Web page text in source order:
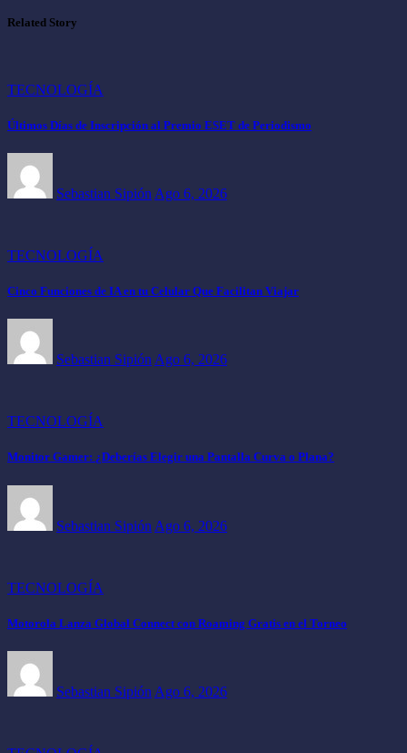
Related Story
TECNOLOGÍA
Últimos Días de Inscripción al Premio ESET de Periodismo
Sebastian Sipión Ago 6, 2026
TECNOLOGÍA
Cinco Funciones de IA en tu Celular Que Facilitan Viajar
Sebastian Sipión Ago 6, 2026
TECNOLOGÍA
Monitor Gamer: ¿Deberías Elegir una Pantalla Curva o Plana?
Sebastian Sipión Ago 6, 2026
TECNOLOGÍA
Motorola Lanza Global Connect con Roaming Gratis en el Torneo
Sebastian Sipión Ago 6, 2026